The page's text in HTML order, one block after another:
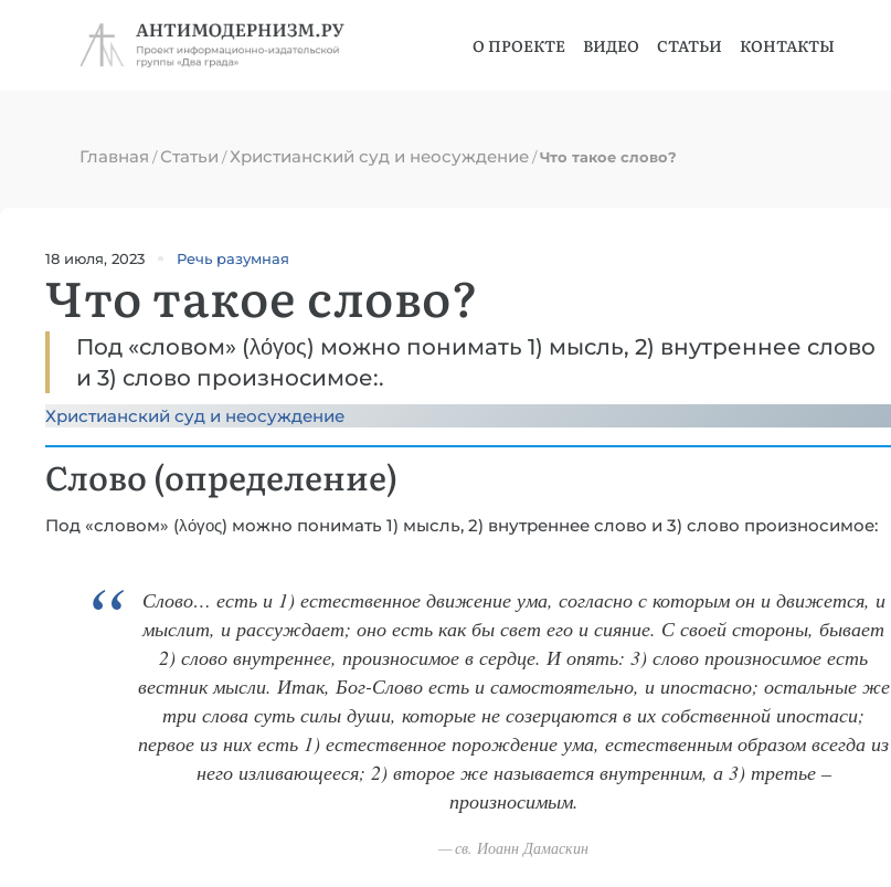
О ПРОЕКТЕ ВИДЕО СТАТЬИ КОНТАКТЫ
Главная /Статьи /Христианский суд и неосуждение/Что такое слово?
18 июля, 2023 Речь разумная
Что такое слово?
Под «словом» (λόγος) можно понимать 1) мысль, 2) внутреннее слово
и 3) слово произносимое:.
Христианский суд и неосуждение
Слово (определение)
Под «словом» (λόγος) можно понимать 1) мысль, 2) внутреннее слово и 3) слово произносимое:
Слово… есть и 1) естественное движение ума, согласно с которым он и движется, и
мыслит, и рассуждает; оно есть как бы свет его и сияние. С своей стороны, бывает
2) слово внутреннее, произносимое в сердце. И опять: 3) слово произносимое есть
вестник мысли. Итак, Бог-Слово есть и самостоятельно, и ипостасно; остальные же
три слова суть силы души, которые не созерцаются в их собственной ипостаси;
первое из них есть 1) естественное порождение ума, естественным образом всегда из
него изливающееся; 2) второе же называется внутренним, а 3) третье –
произносимым.
св. Иоанн Дамаскин